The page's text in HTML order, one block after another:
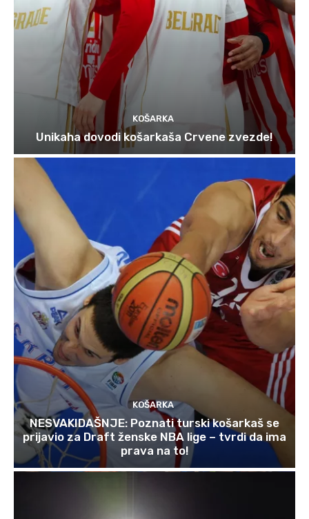
KOŠARKA
Unikaha dovodi košarkaša Crvene zvezde!
KOŠARKA
NESVAKIDAŠNJE: Poznati turski košarkaš se
prijavio za Draft ženske NBA lige – tvrdi da ima
prava na to!